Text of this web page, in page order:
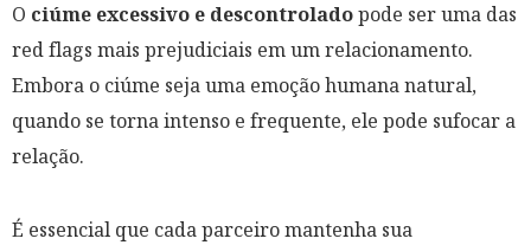
O ciúme excessivo e descontroladopode ser uma das
red flags mais prejudiciais em um relacionamento.
Embora o ciúme seja uma emoção humana natural,
quando se torna intenso e frequente, ele pode sufocar a
relação.
É essencial que cada parceiro mantenha sua